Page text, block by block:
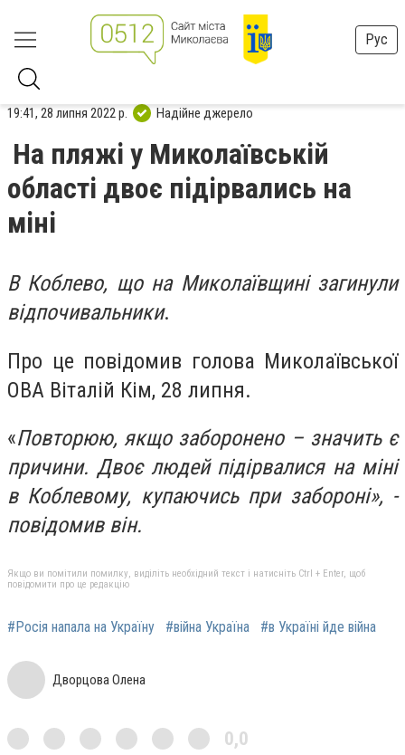
Рус
19:41, 28 липня 2022 р. Надійне джерело
На пляжі у Миколаївській
області двоє підірвались на
міні
В Коблево, що на Миколаївщині загинули
відпочивальники.
Про це повідомив голова Миколаївської
ОВА Віталій Кім, 28 липня.
«Повторюю, якщо заборонено – значить є
причини. Двоє людей підірвалися на міні
в Коблевому, купаючись при забороні», -
повідомив він.
Якщо ви помітили помилку, виділіть необхідний текст і натисніть Ctrl + Enter, щоб
повідомити про це редакцію
#Росія напала на Україну #війна Україна #в Україні йде війна
Дворцова Олена
0,0